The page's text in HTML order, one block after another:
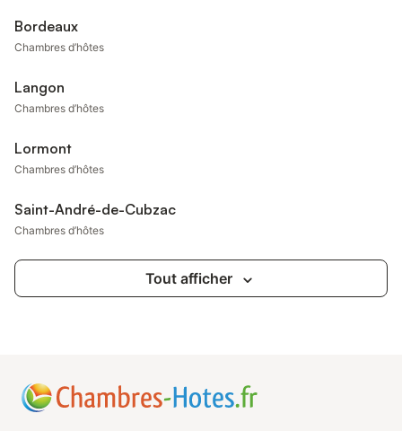
Bordeaux
Chambres d’hôtes
Langon
Chambres d’hôtes
Lormont
Chambres d’hôtes
Saint-André-de-Cubzac
Chambres d’hôtes
Tout afficher